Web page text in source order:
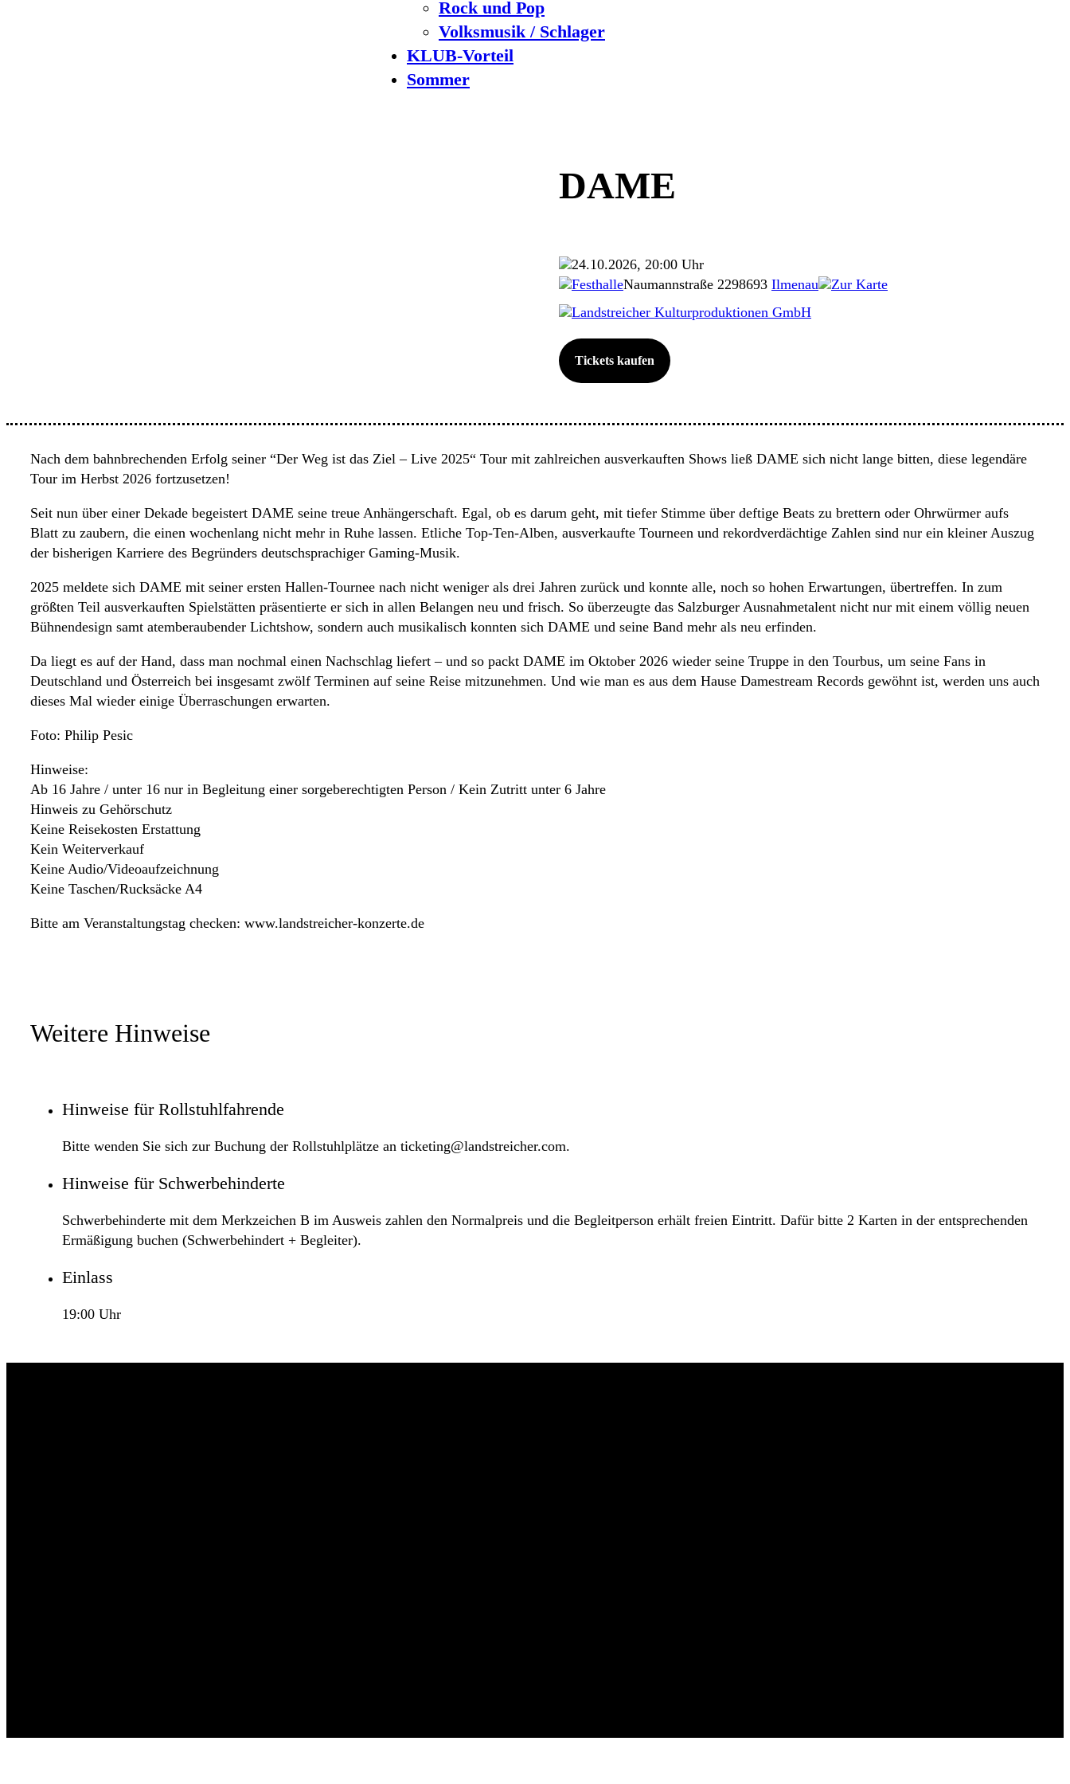
Rock und Pop
Volksmusik / Schlager
KLUB-Vorteil
Sommer
DAME
24.10.2026, 20:00 Uhr
FesthalleNaumannstraße 2298693 Ilmenau
Zur Karte
Landstreicher Kulturproduktionen GmbH
Tickets kaufen
Nach dem bahnbrechenden Erfolg seiner “Der Weg ist das Ziel – Live 2025“ Tour mit zahlreichen ausverkauften Shows ließ DAME sich nicht lange bitten, diese legendäre
Tour im Herbst 2026 fortzusetzen!
Seit nun über einer Dekade begeistert DAME seine treue Anhängerschaft. Egal, ob es darum geht, mit tiefer Stimme über deftige Beats zu brettern oder Ohrwürmer aufs
Blatt zu zaubern, die einen wochenlang nicht mehr in Ruhe lassen. Etliche Top-Ten-Alben, ausverkaufte Tourneen und rekordverdächtige Zahlen sind nur ein kleiner Auszug
der bisherigen Karriere des Begründers deutschsprachiger Gaming-Musik.
2025 meldete sich DAME mit seiner ersten Hallen-Tournee nach nicht weniger als drei Jahren zurück und konnte alle, noch so hohen Erwartungen, übertreffen. In zum
größten Teil ausverkauften Spielstätten präsentierte er sich in allen Belangen neu und frisch. So überzeugte das Salzburger Ausnahmetalent nicht nur mit einem völlig neuen
Bühnendesign samt atemberaubender Lichtshow, sondern auch musikalisch konnten sich DAME und seine Band mehr als neu erfinden.
Da liegt es auf der Hand, dass man nochmal einen Nachschlag liefert – und so packt DAME im Oktober 2026 wieder seine Truppe in den Tourbus, um seine Fans in
Deutschland und Österreich bei insgesamt zwölf Terminen auf seine Reise mitzunehmen. Und wie man es aus dem Hause Damestream Records gewöhnt ist, werden uns auch
dieses Mal wieder einige Überraschungen erwarten.
Foto: Philip Pesic
Hinweise:
Ab 16 Jahre / unter 16 nur in Begleitung einer sorgeberechtigten Person / Kein Zutritt unter 6 Jahre
Hinweis zu Gehörschutz
Keine Reisekosten Erstattung
Kein Weiterverkauf
Keine Audio/Videoaufzeichnung
Keine Taschen/Rucksäcke A4
Bitte am Veranstaltungstag checken: www.landstreicher-konzerte.de
Weitere Hinweise
Hinweise für Rollstuhlfahrende
Bitte wenden Sie sich zur Buchung der Rollstuhlplätze an ticketing@landstreicher.com.
Hinweise für Schwerbehinderte
Schwerbehinderte mit dem Merkzeichen B im Ausweis zahlen den Normalpreis und die Begleitperson erhält freien Eintritt. Dafür bitte 2 Karten in der entsprechenden
Ermäßigung buchen (Schwerbehindert + Begleiter).
Einlass
19:00 Uhr